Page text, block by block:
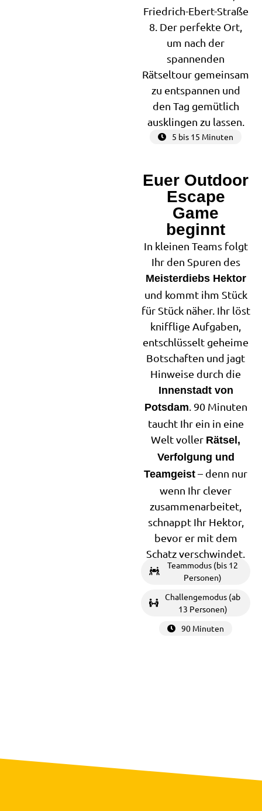
Friedrich-Ebert-Straße
8. Der perfekte Ort,
um nach der
spannenden
Rätseltour gemeinsam
zu entspannen und
den Tag gemütlich
ausklingen zu lassen.
5 bis 15 Minuten
Euer Outdoor
Escape
Game
beginnt
In kleinen Teams folgt
Ihr den Spuren des
Meisterdiebs Hektor
und kommt ihm Stück
für Stück näher. Ihr löst
knifflige Aufgaben,
entschlüsselt geheime
Botschaften und jagt
Hinweise durch die
Innenstadt von
Potsdam . 90 Minuten
taucht Ihr ein in eine
Welt voller Rätsel,
Verfolgung und
Teamgeist – denn nur
wenn Ihr clever
zusammenarbeitet,
schnappt Ihr Hektor,
bevor er mit dem
Schatz verschwindet.
Teammodus (bis 12
Personen)
Challengemodus (ab
13 Personen)
90 Minuten